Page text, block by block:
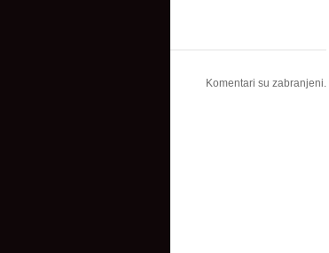
Komentari su zabranjeni.